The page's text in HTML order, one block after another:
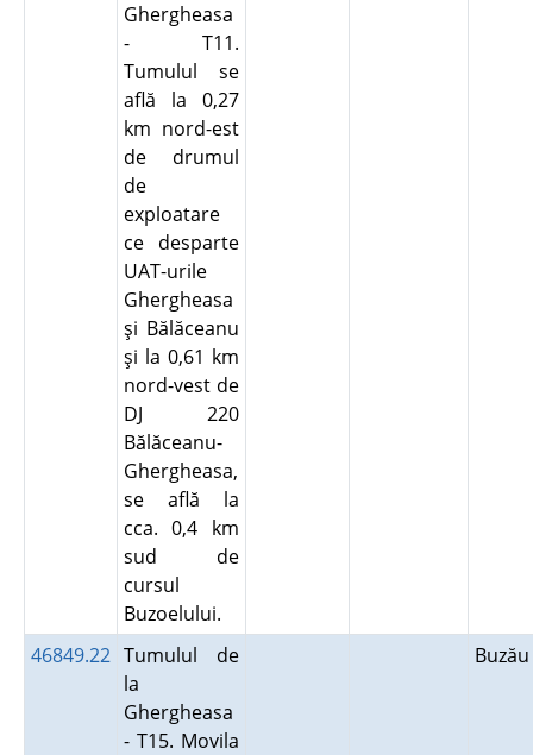
Ghergheasa
- T11.
Tumulul se
află la 0,27
km nord-est
de drumul
de
exploatare
ce desparte
UAT-urile
Ghergheasa
şi Bălăceanu
şi la 0,61 km
nord-vest de
DJ 220
Bălăceanu-
Ghergheasa,
se află la
cca. 0,4 km
sud de
cursul
Buzoelului.
46849.22 Tumulul de
la
Ghergheasa
- T15. Movila